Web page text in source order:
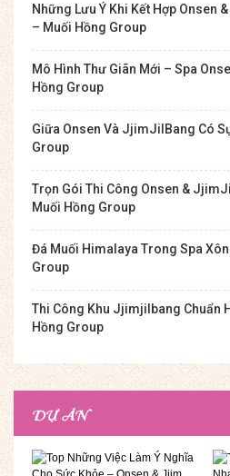
Những Lưu Ý Khi Kết Hợp Onsen
– Muối Hồng Group
Mô Hình Thư Giãn Mới – Spa
Hồng Group
Giữa Onsen Và JjimJilBang Có
Group
Trọn Gói Thi Công Onsen &
Muối Hồng Group
Đá Muối Himalaya Trong Spa
Group
Thi Công Khu Jjimjilbang Chuẩn
Hồng Group
DỰ ÁN